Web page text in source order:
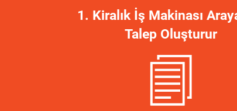
1. Kiralık İş Makinası
Talep Oluşturur